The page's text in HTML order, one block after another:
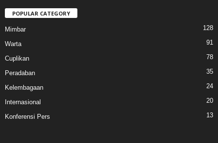
POPULAR CATEGORY
Mimbar 128
Warta 91
Cuplikan 78
Peradaban 35
Kelembagaan 24
Internasional 20
Konferensi Pers 13